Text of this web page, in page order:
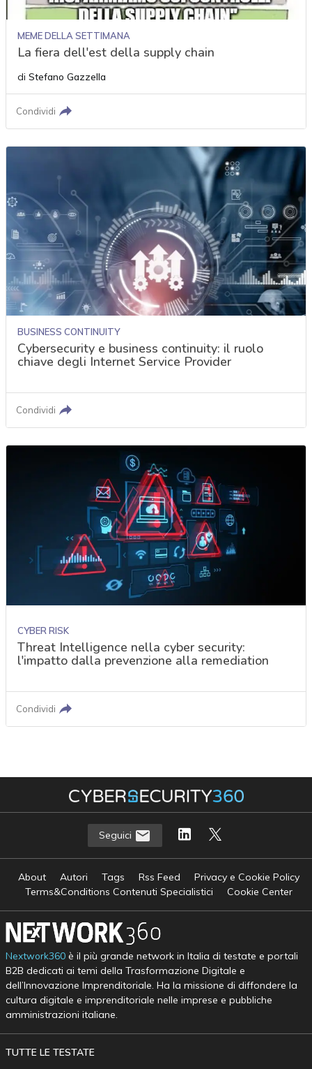
MEME DELLA SETTIMANA
La fiera dell'est della supply chain
di Stefano Gazzella
Condividi
BUSINESS CONTINUITY
Cybersecurity e business continuity: il ruolo
chiave degli Internet Service Provider
Condividi
CYBER RISK
Threat Intelligence nella cyber security:
l'impatto dalla prevenzione alla remediation
Condividi
Seguici
About Autori Tags Rss Feed
Privacy e Cookie Policy
Terms&Conditions Contenuti Specialistici
Cookie Center
Nextwork360è il più grande network in Italia di testate e portali
B2B dedicati ai temi della Trasformazione Digitale e
dell’Innovazione Imprenditoriale. Ha la missione di diffondere la
cultura digitale e imprenditoriale nelle imprese e pubbliche
amministrazioni italiane.
TUTTE LE TESTATE